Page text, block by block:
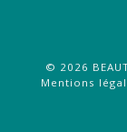
© 2026
Mentions